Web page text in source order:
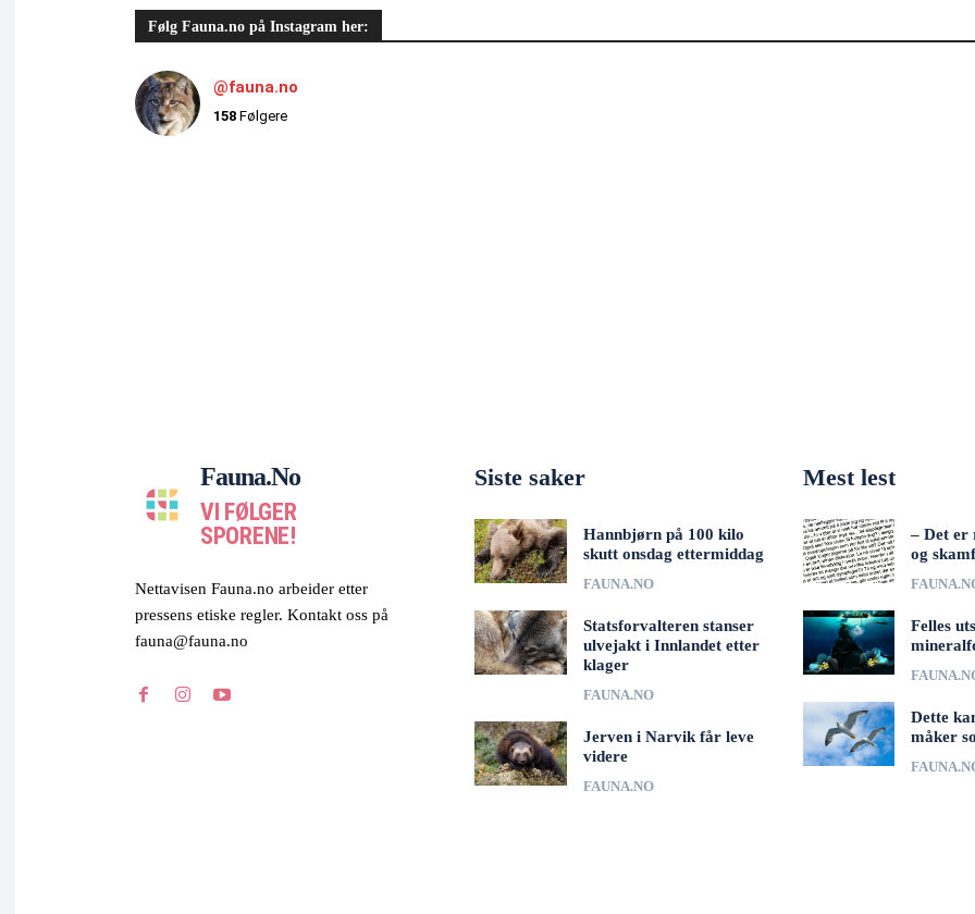
Følg Fauna.no på Instagram her:
@fauna.no
158 Følgere
Fauna.no
VI FØLGER
SPORENE!
Nettavisen Fauna.no arbeider etter
pressens etiske regler. Kontakt oss på
fauna@fauna.no
Siste saker
Hannbjørn på 100 kilo
skutt onsdag ettermiddag
FAUNA.NO
Statsforvalteren stanser
ulvejakt i Innlandet etter
klager
FAUNA.NO
Jerven i Narvik får leve
videre
FAUNA.NO
Mest lest
– Det er
og
Felles
Dette
måker